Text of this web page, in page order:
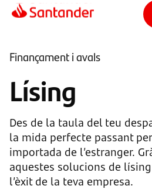
Finançament i avals
Lísing
Des de la taula del teu
la mida perfecte passant
importada de l’estranger.
aquestes solucions de
l’èxit de la teva empresa.